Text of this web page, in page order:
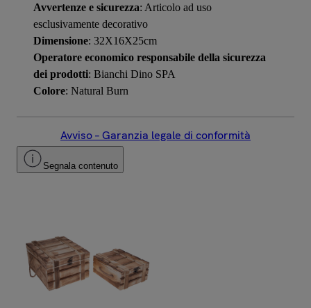
Avvertenze e sicurezza: Articolo ad uso
esclusivamente decorativo
Dimensione: 32X16X25cm
Operatore economico responsabile della sicurezza
dei prodotti: Bianchi Dino SPA
Colore: Natural Burn
Avviso – Garanzia legale di conformità
Segnala contenuto